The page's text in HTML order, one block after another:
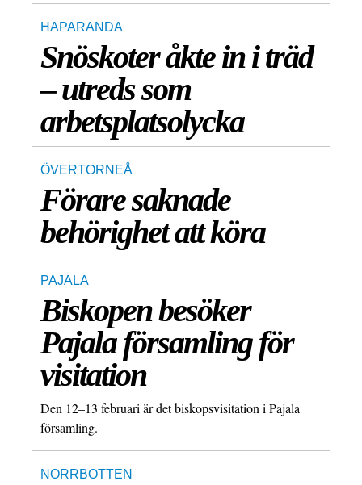
HAPARANDA
Snöskoter åkte in i träd
– utreds som
arbetsplatsolycka
ÖVERTORNEÅ
Förare saknade
behörighet att köra
PAJALA
Biskopen besöker
Pajala församling för
visitation
Den 12–13 februari är det biskopsvisitation i Pajala
församling.
NORRBOTTEN